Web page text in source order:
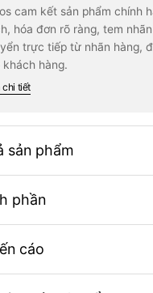
Mini
Album
[BabyMons7er]
YG
Tag
Album
cam kết sản phẩm chính
hóa đơn rõ ràng, tem
trực tiếp từ nhãn hàng,
khách hàng.
chi tiết
sản phẩm
phần
cáo